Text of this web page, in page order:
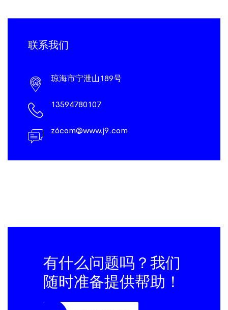
联系我们
琼海市宁泄山189号
13594780107
z6com@www.j9.com
有什么问题吗？我们
随时准备提供帮助！